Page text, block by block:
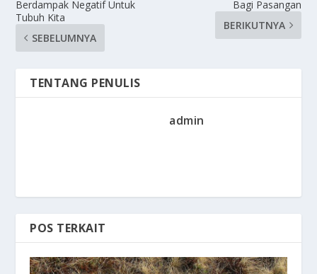
Berdampak Negatif Untuk
Tubuh Kita
SEBELUMNYA
Bagi Pasangan
BERIKUTNYA
TENTANG PENULIS
admin
POS TERKAIT